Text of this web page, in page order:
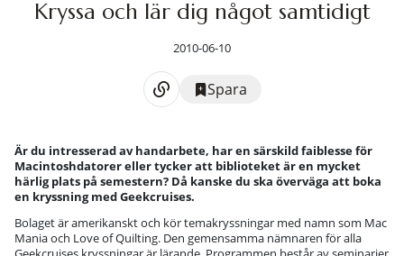
Kryssa och lär dig något samtidigt
2010-06-10
Spara
Är du intresserad av handarbete, har en särskild faiblesse för
Macintoshdatorer eller tycker att biblioteket är en mycket
härlig plats på semestern? Då kanske du ska överväga att boka
en kryssning med Geekcruises.
Bolaget är amerikanskt och kör temakryssningar med namn som Mac
Mania och Love of Quilting. Den gemensamma nämnaren för alla